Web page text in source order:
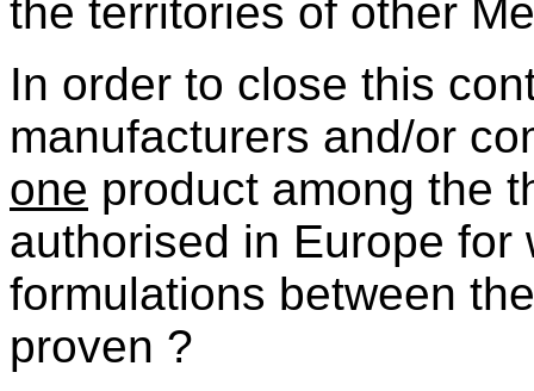
the territories of other
In order to close this
manufacturers and/or
one product among the
authorised in Europe
formulations between
proven ?